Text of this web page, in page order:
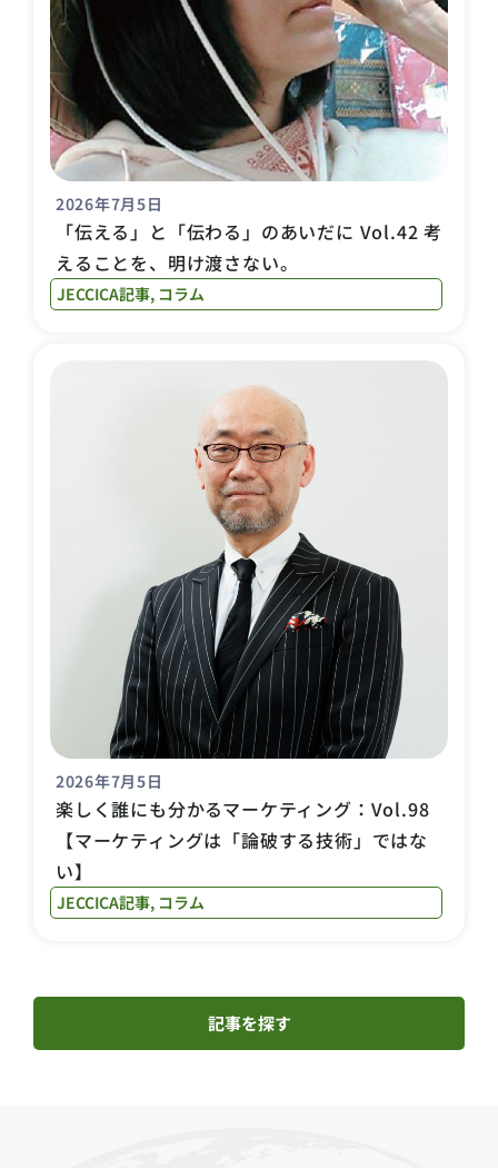
2026年7月5日
「伝える」と「伝わる」のあいだに Vol.42 考
えることを、明け渡さない。
JECCICA記事, コラム
2026年7月5日
楽しく誰にも分かるマーケティング：Vol.98
【マーケティングは「論破する技術」ではな
い】
JECCICA記事, コラム
記事を探す